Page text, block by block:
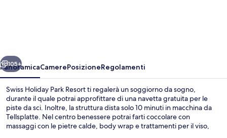
Avanti
105+
PanoramicaCamerePosizioneRegolamenti
Swiss Holiday Park Resort ti regalerà un soggiorno da sogno,
durante il quale potrai approfittare di una navetta gratuita per le
piste da sci. Inoltre, la struttura dista solo 10 minuti in macchina da
Tellsplatte. Nel centro benessere potrai farti coccolare con
massaggi con le pietre calde, body wrap e trattamenti per il viso,